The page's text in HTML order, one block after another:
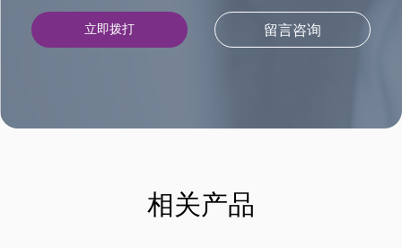
立即拨打 留言咨询
相关产品